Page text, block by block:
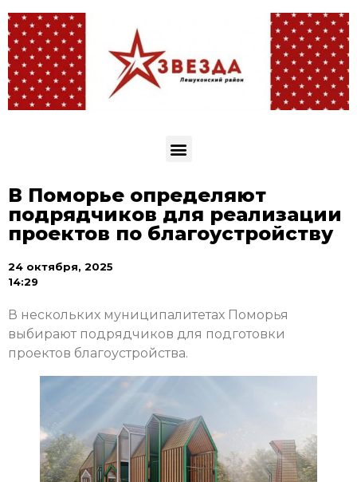
В Поморье определяют
подрядчиков для реализации
проектов по благоустройству
24 октября, 2025
14:29
В нескольких муниципалитетах Поморья
выбирают подрядчиков для подготовки
проектов благоустройства.